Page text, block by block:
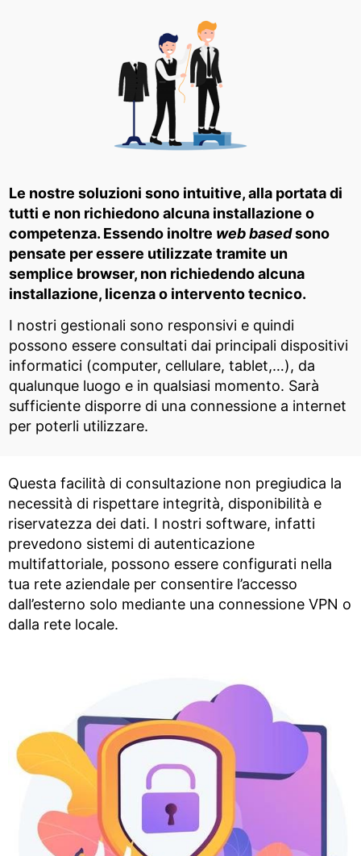
Le nostre soluzioni sono intuitive, alla portata di
tutti e non richiedono alcuna installazione o
competenza. Essendo inoltre web basedsono
pensate per essere utilizzate tramite un
semplice browser, non richiedendo alcuna
installazione, licenza o intervento tecnico.
I nostri gestionali sono responsivi e quindi
possono essere consultati dai principali dispositivi
informatici (computer, cellulare, tablet,…), da
qualunque luogo e in qualsiasi momento. Sarà
sufficiente disporre di una connessione a internet
per poterli utilizzare.
Questa facilità di consultazione non pregiudica la
necessità di rispettare integrità, disponibilità e
riservatezza dei dati. I nostri software, infatti
prevedono sistemi di autenticazione
multifattoriale, possono essere configurati nella
tua rete aziendale per consentire l’accesso
dall’esterno solo mediante una connessione VPN o
dalla rete locale.